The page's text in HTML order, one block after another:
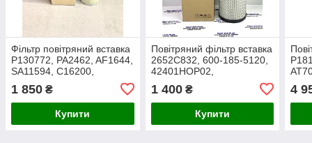
Фільтр повітряний вставка
P130772, PA2462, AF1644,
SA11594, C16200,
S7144A, 42707, AR70107,
2714400 (OE:Case)
1 850 ₴
Купити
Повітряний фільтр вставка
2652C832, 600-185-5120,
42401HOP02,
AT323638, F435742, 289-
2349, 53207460, 424-01-
1 400₴
Купити
4